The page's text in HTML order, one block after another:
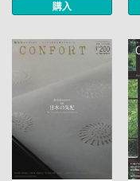
購入